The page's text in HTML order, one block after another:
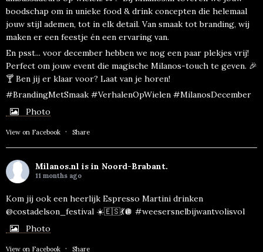
boodschap om in unieke food & drink concepten die helemaal
jouw stijl ademen, tot in elk detail. Van smaak tot branding, wij
maken er een feestje én een ervaring van.
En psst... voor december hebben we nog een paar plekjes vrij!
Perfect om jouw event die magische Milanos-touch te geven. 🎉
🍸 Ben jij er klaar voor? Laat van je horen!
#BrandingMetSmaak #VerhalenOpWielen #MilanosDecember
Photo
View on Facebook · Share
Milanos.nl is in Noord-Brabant.
11 months ago
Kom jij ook een heerlijk Espresso Martini drinken
@costadelson_festival ☀️🇪🇸💃🪩 #weesersnelbijwantvolisvol
Photo
View on Facebook · Share